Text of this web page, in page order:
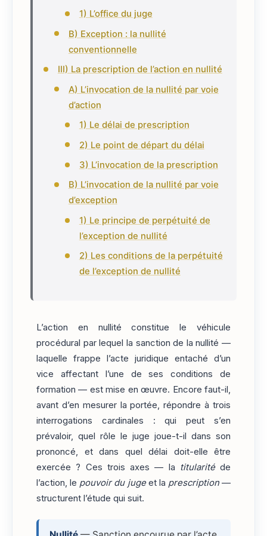
1) L’office du juge
B) Exception : la nullité
conventionnelle
III) La prescription de l’action en nullité
A) L’invocation de la nullité par voie
d’action
1) Le délai de prescription
2) Le point de départ du délai
3) L’invocation de la prescription
B) L’invocation de la nullité par voie
d’exception
1) Le principe de perpétuité de
l’exception de nullité
2) Les conditions de la perpétuité
de l’exception de nullité
L’action en nullité constitue le véhicule
procédural par lequel la sanction de la nullité —
laquelle frappe l’acte juridique entaché d’un
vice affectant l’une de ses conditions de
formation — est mise en œuvre. Encore faut-il,
avant d’en mesurer la portée, répondre à trois
interrogations cardinales : qui peut s’en
prévaloir, quel rôle le juge joue-t-il dans son
prononcé, et dans quel délai doit-elle être
exercée ? Ces trois axes — la titularitéde
l’action, le pouvoir du jugeet la prescription—
structurent l’étude qui suit.